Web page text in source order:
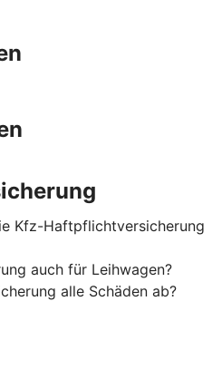
Kfz-Haftpflichtversicherung
auch für Leihwagen?
alle Schäden ab?